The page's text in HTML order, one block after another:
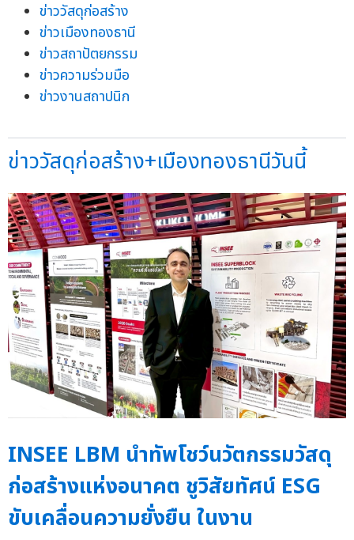
ข่าววัสดุก่อสร้าง
ข่าวเมืองทองธานี
ข่าวสถาปัตยกรรม
ข่าวความร่วมมือ
ข่าวงานสถาปนิก
ข่าววัสดุก่อสร้าง+เมืองทองธานีวันนี้
INSEE LBM นำทัพโชว์นวัตกรรมวัสดุ
ก่อสร้างแห่งอนาคต ชูวิสัยทัศน์ ESG
ขับเคลื่อนความยั่งยืน ในงาน